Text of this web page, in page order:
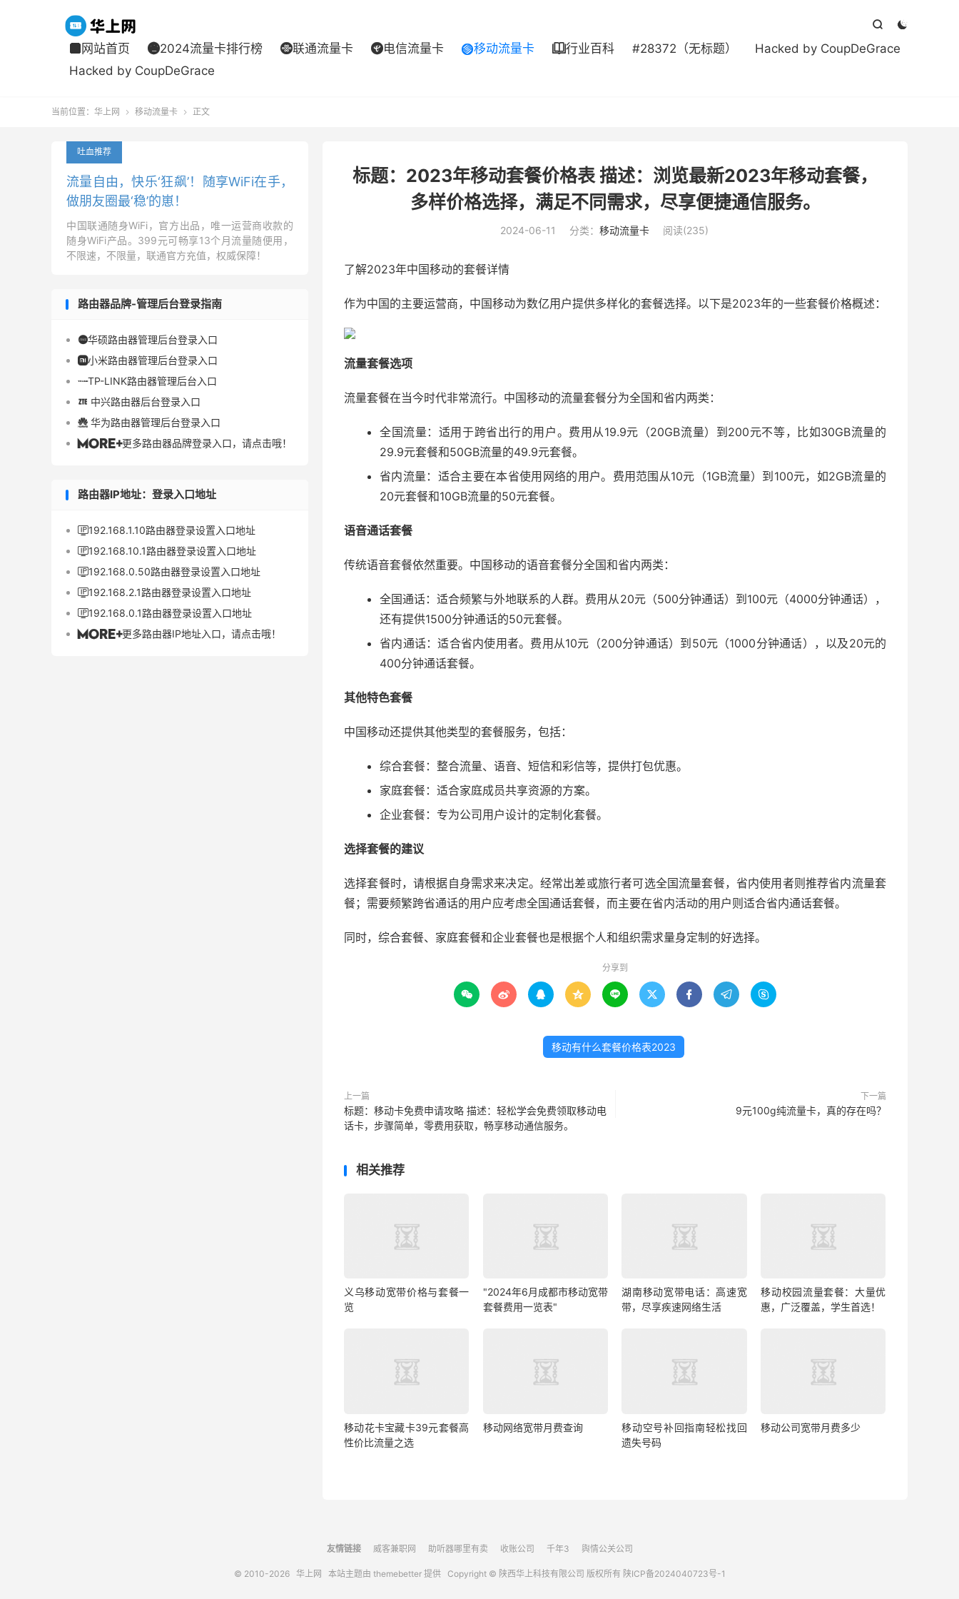


 网站首页 2024流量卡排行榜 联通流量卡 电信流量卡 移动流量卡 行业百科 #28372（无标题）
Hacked by CoupDeGrace
Hacked by CoupDeGrace
当前位置： 华上网  移动流量卡  正文
标题：2023年移动套餐价格表 描述：浏览最新2023年移动套餐，
多样价格选择，满足不同需求，尽享便捷通信服务。
2024-06-11 分类： 移动流量卡 阅读(235)
了解2023年中国移动的套餐详情
作为中国的主要运营商，中国移动为数亿用户提供多样化的套餐选择。以下是2023年的一些套餐价格概述：
流量套餐选项
流量套餐在当今时代非常流行。中国移动的流量套餐分为全国和省内两类：
全国流量：适用于跨省出行的用户。费用从19.9元（20GB流量）到200元不等，比如30GB流量的
29.9元套餐和50GB流量的49.9元套餐。
省内流量：适合主要在本省使用网络的用户。费用范围从10元（1GB流量）到100元，如2GB流量的
20元套餐和10GB流量的50元套餐。
语音通话套餐
传统语音套餐依然重要。中国移动的语音套餐分全国和省内两类：
全国通话：适合频繁与外地联系的人群。费用从20元（500分钟通话）到100元（4000分钟通话），
还有提供1500分钟通话的50元套餐。
省内通话：适合省内使用者。费用从10元（200分钟通话）到50元（1000分钟通话），以及20元的
400分钟通话套餐。
其他特色套餐
中国移动还提供其他类型的套餐服务，包括：
综合套餐：整合流量、语音、短信和彩信等，提供打包优惠。
家庭套餐：适合家庭成员共享资源的方案。
企业套餐：专为公司用户设计的定制化套餐。
选择套餐的建议
选择套餐时，请根据自身需求来决定。经常出差或旅行者可选全国流量套餐，省内使用者则推荐省内流量套
餐；需要频繁跨省通话的用户应考虑全国通话套餐，而主要在省内活动的用户则适合省内通话套餐。
同时，综合套餐、家庭套餐和企业套餐也是根据个人和组织需求量身定制的好选择。
分享到
        
移动有什么套餐价格表2023
上一篇
标题：移动卡免费申请攻略 描述：轻松学会免费领取移动电
话卡，步骤简单，零费用获取，畅享移动通信服务。
下一篇
9元100g纯流量卡，真的存在吗？
相关推荐
义乌移动宽带价格与套餐一
览
"2024年6月成都市移动宽带
套餐费用一览表"
湖南移动宽带电话：高速宽
带，尽享疾速网络生活
移动校园流量套餐：大量优
惠，广泛覆盖，学生首选！
移动花卡宝藏卡39元套餐高
性价比流量之选
移动网络宽带月费查询
移动空号补回指南轻松找回
遗失号码
移动公司宽带月费多少
吐血推荐
流量自由，快乐‘狂飙’！随享WiFi在手，
做朋友圈最‘稳’的崽！
中国联通随身WiFi，官方出品，唯一运营商收款的
随身WiFi产品。399元可畅享13个月流量随便用，
不限速，不限量，联通官方充值，权威保障！
路由器品牌-管理后台登录指南
华硕路由器管理后台登录入口
小米路由器管理后台登录入口
TP-LINK路由器管理后台入口
 中兴路由器后台登录入口
 华为路由器管理后台登录入口
更多路由器品牌登录入口，请点击哦！
路由器IP地址：登录入口地址
192.168.1.10路由器登录设置入口地址
192.168.10.1路由器登录设置入口地址
192.168.0.50路由器登录设置入口地址
192.168.2.1路由器登录设置入口地址
192.168.0.1路由器登录设置入口地址
更多路由器IP地址入口，请点击哦！
友情链接 威客兼职网 助听器哪里有卖 收账公司 千年3 舆情公关公司
© 2010-2026 华上网 本站主题由 themebetter提供 Copyright © 陕西华上科技有限公司 版权所有 陕ICP备2024040723号-1